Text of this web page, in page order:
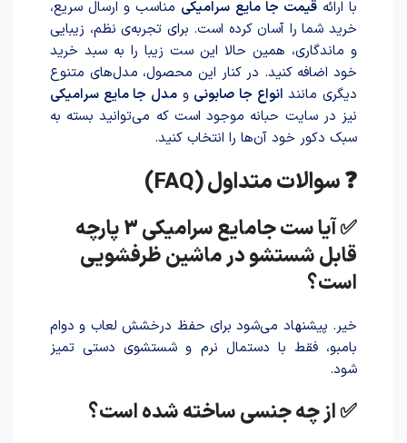
با ارائهقیمت جا مایع سرامیکی مناسب و ارسال سریع،
خرید شما را آسان کرده است. برای تجربه‌ی نظم، زیبایی
و ماندگاری، همین حالا این ست زیبا را به سبد خرید
خود اضافه کنید. در کنار این محصول، مدل‌های متنوع
دیگری مانند انواع جا صابونی و مدل جا مایع سرامیکی
نیز در سایت حبانه موجود است که می‌توانید بسته به
سبک دکور خود آن‌ها را انتخاب کنید.
❓ سوالات متداول (FAQ)
✅ آیا ست جامایع سرامیکی 3 پارچه
قابل شستشو در ماشین ظرفشویی
است؟
خیر. پیشنهاد می‌شود برای حفظ درخشش لعاب و دوام
بامبو، فقط با دستمال نرم و شستشوی دستی تمیز
شود.
✅ از چه جنسی ساخته شده است؟